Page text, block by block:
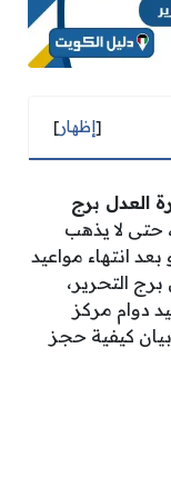
[إظهار]
العدل برج
حتى لا يذهب
انتهاء مواعيد
التحرير،
دوام مركز
كيفية حجز